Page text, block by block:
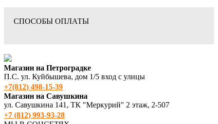
СПОСОБЫ ОПЛАТЫ
Магазин на Петроградке
П.С. ул. Куйбышева, дом 1/5 вход с улицы
+7(812) 498‑15-39
Магазин на Савушкина
ул. Савушкина 141, ТК "Меркурий" 2 этаж, 2-507
+7 (812) 993-93-28